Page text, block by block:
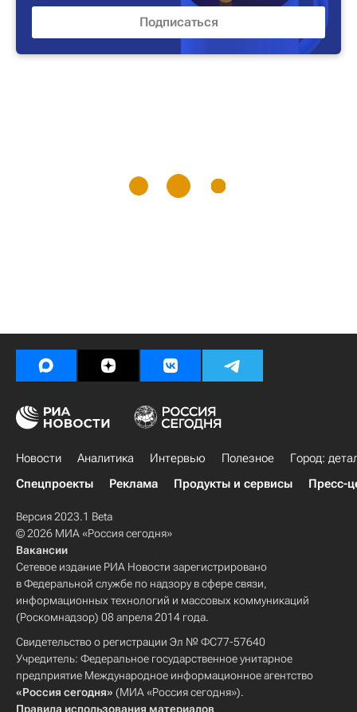
Новости Аналитика Интервью Полезное
Город:
Спецпроекты
Реклама Продукты и сервисы Пресс-
Версия 2023.1 Beta
© 2026 МИА «Россия сегодня»
Вакансии
Сетевое издание РИА Новости зарегистрировано
в Федеральной службе по надзору в сфере связи,
информационных технологий и массовых коммуникаций
(Роскомнадзор) 08 апреля 2014 года.
Свидетельство о регистрации Эл № ФС77-57640
Учредитель: Федеральное государственное унитарное
предприятие Международное информационное агентство
«Россия сегодня» (МИА «Россия сегодня»).
Правила использования материалов